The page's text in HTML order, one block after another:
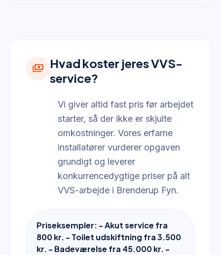
payments Hvad koster jeres VVS-
service?
Vi giver altid fast pris før arbejdet
starter, så der ikke er skjulte
omkostninger. Vores erfarne
installatører vurderer opgaven
grundigt og leverer
konkurrencedygtige priser på alt
VVS-arbejde i Brenderup Fyn.
Priseksempler: - Akut service fra
800 kr. - Toilet udskiftning fra 3.500
kr. - Badeværelse fra 45.000 kr. -